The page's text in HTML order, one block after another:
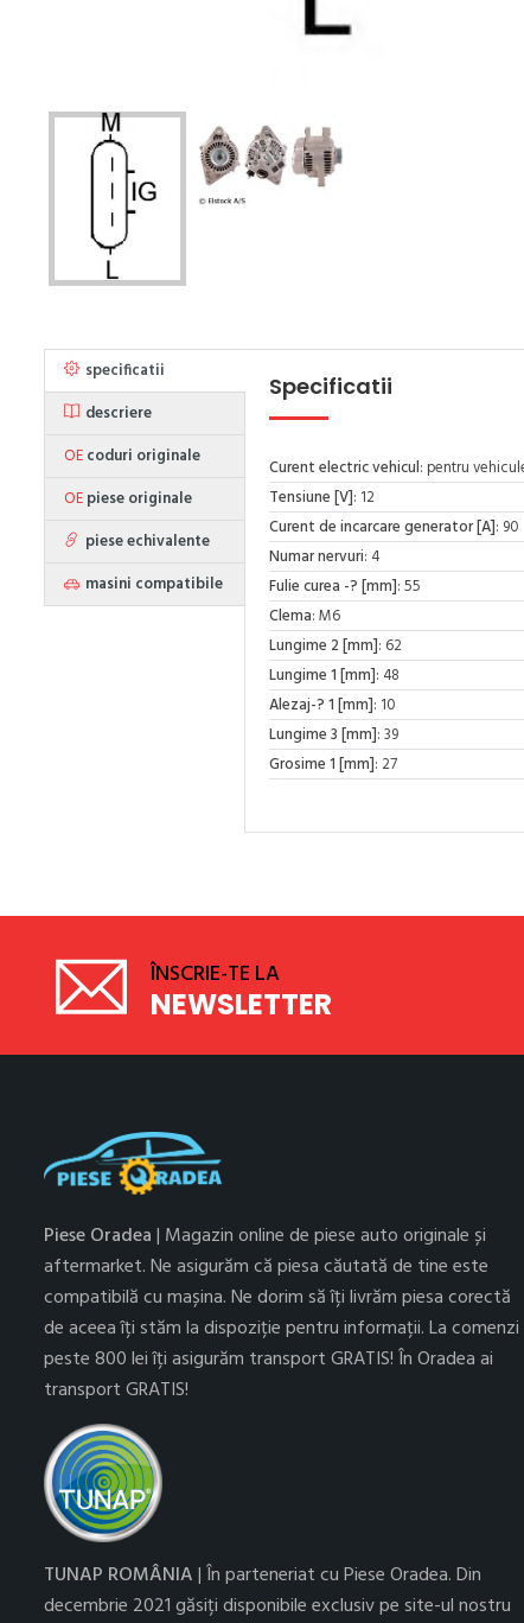
specificatii
descriere
OEcoduri originale
OEpiese originale
piese echivalente
masini compatibile
Specificatii
Curent electric vehicul: pentru
Tensiune [V]: 12
Curent de incarcare generator [A]: 90
Numar nervuri: 4
Fulie curea -? [mm]: 55
Clema: M6
Lungime 2 [mm]: 62
Lungime 1 [mm]: 48
Alezaj-? 1 [mm]: 10
Lungime 3 [mm]: 39
Grosime 1 [mm]: 27
ÎNSCRIE-TE LA
NEWSLETTER
Piese Oradea| Magazin online de piese auto originale și
aftermarket. Ne asigurăm că piesa căutată de tine este
compatibilă cu mașina. Ne dorim să îți livrăm piesa corectă
de aceea îți stăm la dispoziție pentru informații. La comenzi
peste 800 lei îți asigurăm transport GRATIS! În Oradea ai
transport GRATIS!
TUNAP ROMÂNIA| În parteneriat cu Piese Oradea. Din
decembrie 2021 găsiți disponibile exclusiv pe site-ul nostru